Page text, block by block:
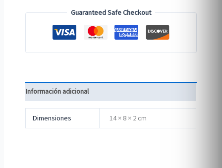
Guaranteed Safe Checkout
Información adicional
Dimensiones 14 × 8 × 2 cm